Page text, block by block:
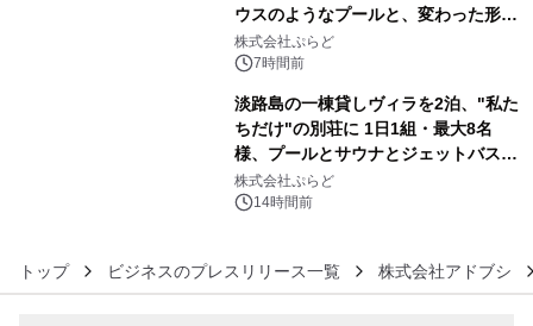
ウスのようなプールと、変わった形の
サウナも 「THE BOXY AWAJI」のお
得な素泊まり連泊プランで
株式会社ぷらど
7時間前
淡路島の一棟貸しヴィラを2泊、"私た
ちだけ"の別荘に 1日1組・最大8名
様、プールとサウナとジェットバス付
きで Villa Mon Temps AWAJIの連泊
素泊りプラン
株式会社ぷらど
14時間前
トップ ビジネスのプレスリリース一覧 株式会社アドブシ